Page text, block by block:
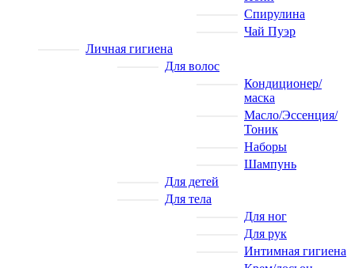
Спирулина
Чай Пуэр
Личная гигиена
Для волос
Кондиционер/
маска
Масло/Эссенция/
Тоник
Наборы
Шампунь
Для детей
Для тела
Для ног
Для рук
Интимная гигиена